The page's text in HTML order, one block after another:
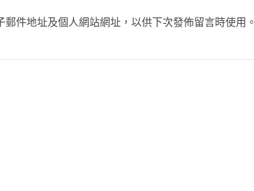
郵件地址及個人網站網址，以供下次發佈留言時使用。